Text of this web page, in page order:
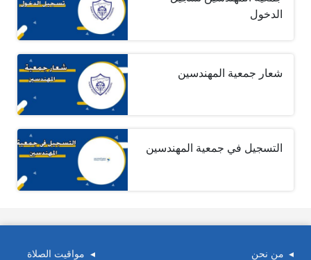
الدخول
شعار جمعية المهندسين
التسجيل في جمعية المهندسين
من نحن مواقيت الصلاة